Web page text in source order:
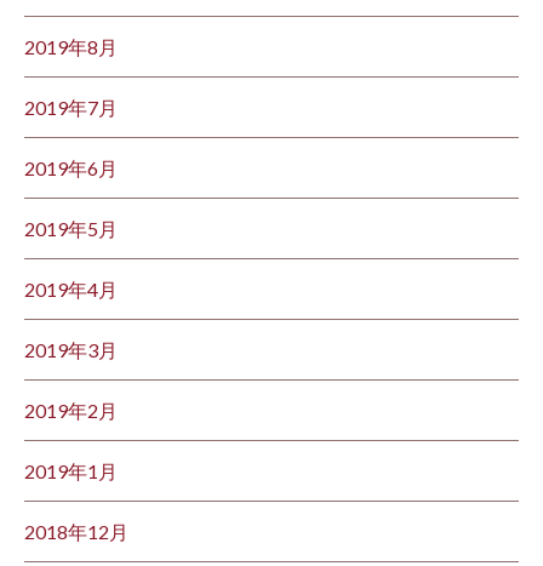
2019年8月
2019年7月
2019年6月
2019年5月
2019年4月
2019年3月
2019年2月
2019年1月
2018年12月